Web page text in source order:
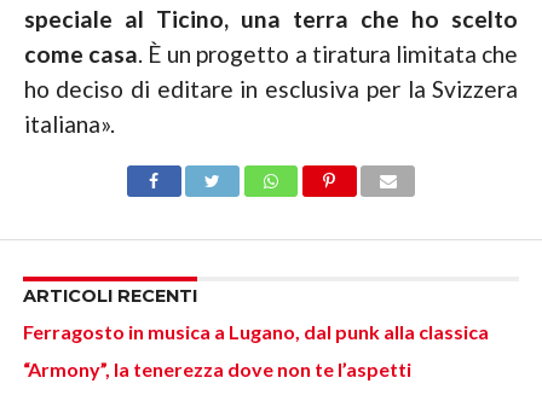
speciale al Ticino, una terra che ho scelto
come casa. È un progetto a tiratura limitata che
ho deciso di editare in esclusiva per la Svizzera
italiana».
ARTICOLI RECENTI
Ferragosto in musica a Lugano, dal punk alla classica
“Armony”, la tenerezza dove non te l’aspetti